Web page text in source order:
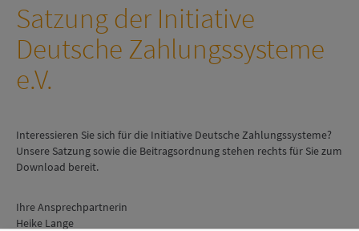
Satzung der Initiative
Deutsche Zahlungssysteme
e.V.
Interessieren Sie sich für die Initiative Deutsche Zahlungssysteme?
Unsere Satzung sowie die Beitragsordnung stehen rechts für Sie zum
Download bereit.
Ihre Ansprechpartnerin
Heike Lange